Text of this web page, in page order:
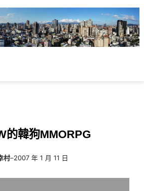
的韓狗MMORPG
村–2007 年 1 月 11 日